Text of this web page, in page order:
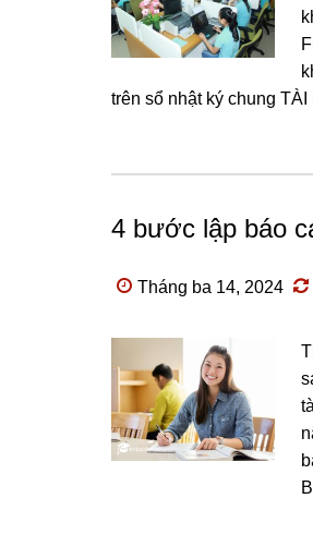
trên sổ nhật ký chung
4 bước lập báo
Tháng ba 14, 2024